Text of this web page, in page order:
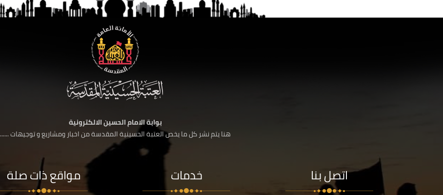
بوابة الامام الحسين الالكترونية
هنا يتم نشر كل ما يخص العتبة الحسينية المقدسة من اخبار ومشاريع و توجيهات ......
اتصل بنا خدمات مواقع ذات صلة